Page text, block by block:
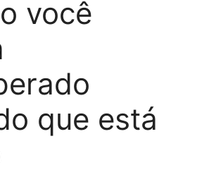
você
que está